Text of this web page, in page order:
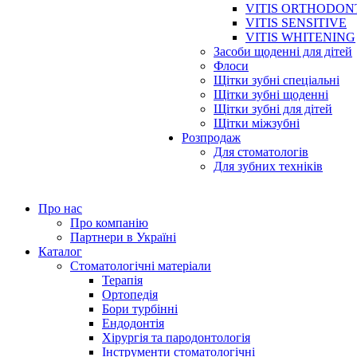
VITIS
VITIS SENSITIVE
VITIS WHITENING
Засоби щоденні для дітей
Флоси
Щітки зубні спеціальні
Щітки зубні щоденні
Щітки зубні для дітей
Щітки міжзубні
Розпродаж
Для стоматологів
Для зубних техніків
Про нас
Про компанію
Партнери в Україні
Каталог
Стоматологічні матеріали
Терапія
Ортопедія
Бори турбінні
Ендодонтія
Хірургія та пародонтологія
Інструменти стоматологічні